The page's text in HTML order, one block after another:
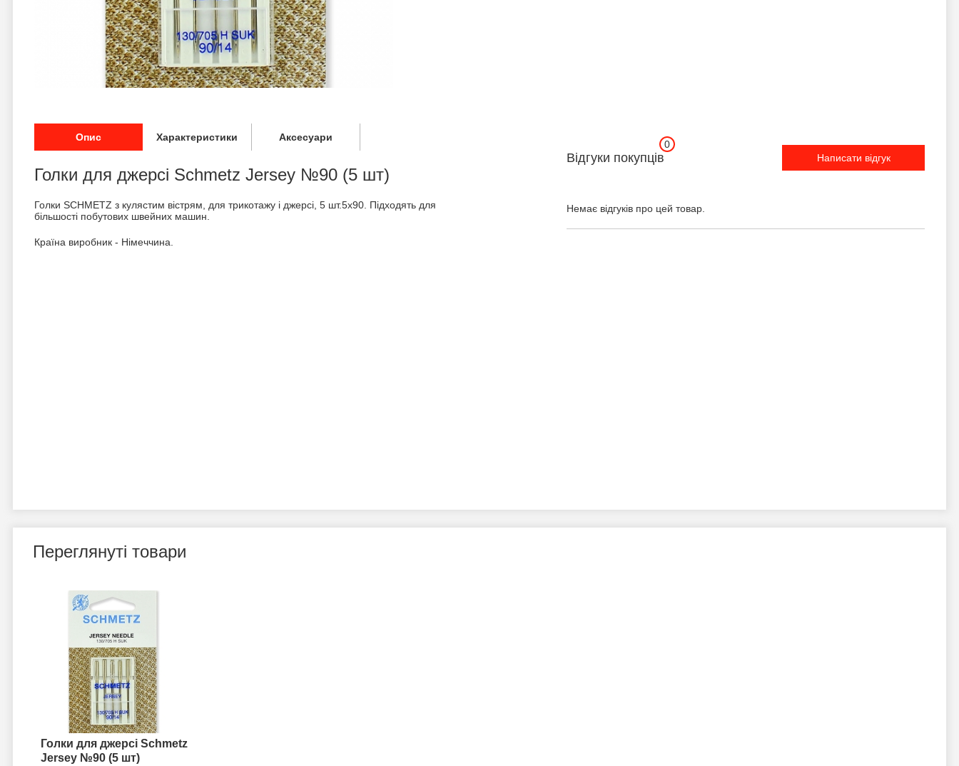
Опис Характеристики Аксесуари
Голки для джерсі Schmetz Jersey №90 (5 шт)
Голки SCHMETZ з кулястим вістрям, для трикотажу і джерсі, 5 шт.5x90. Підходять для
більшості побутових швейних машин.
Країна виробник - Німеччина.
Відгуки покупців
0
Написати відгук
Немає відгуків про цей товар.
Переглянуті товари
Голки для джерсі Schmetz
Jersey №90 (5 шт)